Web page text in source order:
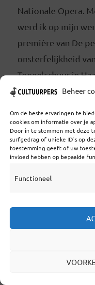
Beheer
Om de beste ervaringen te
cookies om informatie over je
Door in te stemmen met deze
surfgedrag of unieke ID's op
toestemming geeft of uw
invloed hebben op bepaalde
Functioneel
Nationale Opera.
werd ik op mijn
première van De
onsterfelijkheid
Toneelschuur in
Lees verder
3
INITIATIEVEN
ALLEEN